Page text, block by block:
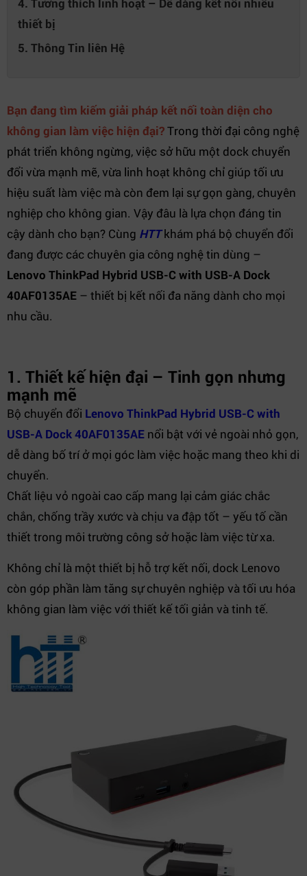
thiết bị
5. Thông Tin liên Hệ
Bạn đang tìm kiếm giải pháp kết nối toàn diện cho
không gian làm việc hiện đại?Trong thời đại công nghệ
phát triển không ngừng, việc sở hữu một dock chuyển
đổi vừa mạnh mẽ, vừa linh hoạt không chỉ giúp tối ưu
hiệu suất làm việc mà còn đem lại sự gọn gàng, chuyên
nghiệp cho không gian. Vậy đâu là lựa chọn đáng tin
cậy dành cho bạn? Cùng HTTkhám phá bộ chuyển đổi
đang được các chuyên gia công nghệ tin dùng –
Lenovo ThinkPad Hybrid USB-C with USB-A Dock
40AF0135AE – thiết bị kết nối đa năng dành cho mọi
nhu cầu.
1. Thiết kế hiện đại – Tinh gọn nhưng
mạnh mẽ
Bộ chuyển đổi Lenovo ThinkPad Hybrid USB-C with
USB-A Dock 40AF0135AE nổi bật với vẻ ngoài nhỏ gọn,
dễ dàng bố trí ở mọi góc làm việc hoặc mang theo khi di
chuyển.
Chất liệu vỏ ngoài cao cấp mang lại cảm giác chắc
chắn, chống trầy xước và chịu va đập tốt – yếu tố cần
thiết trong môi trường công sở hoặc làm việc từ xa.
Không chỉ là một thiết bị hỗ trợ kết nối, dock Lenovo
còn góp phần làm tăng sự chuyên nghiệp và tối ưu hóa
không gian làm việc với thiết kế tối giản và tinh tế.